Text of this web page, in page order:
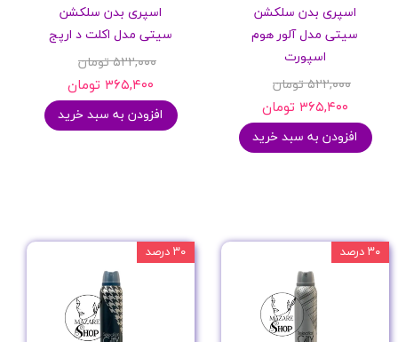
اسپری بدن سلکشن
سیتی مدل آلور هوم
اسپورت
۵۲۲,۰۰۰ تومان
۳۶۵,۴۰۰ تومان
افزودن به سبد خرید
اسپری بدن سلکشن
سیتی مدل اکلت د ارپج
۵۲۲,۰۰۰ تومان
۳۶۵,۴۰۰ تومان
افزودن به سبد خرید
۳۰ درصد ۳۰ درصد